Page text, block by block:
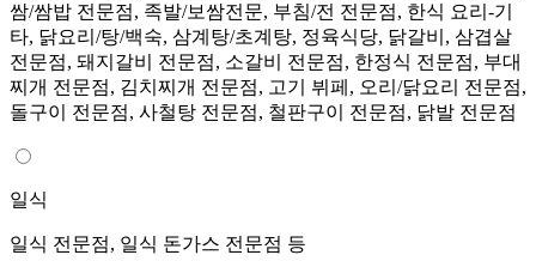
쌈/쌈밥 전문점, 족발/보쌈전문, 부침/전 전문점, 한식 요리-기
타, 닭요리/탕/백숙, 삼계탕/초계탕, 정육식당, 닭갈비, 삼겹살
전문점, 돼지갈비 전문점, 소갈비 전문점, 한정식 전문점, 부대
찌개 전문점, 김치찌개 전문점, 고기 뷔페, 오리/닭요리 전문점,
돌구이 전문점, 사철탕 전문점, 철판구이 전문점, 닭발 전문점
일식
일식 전문점, 일식 돈가스 전문점 등